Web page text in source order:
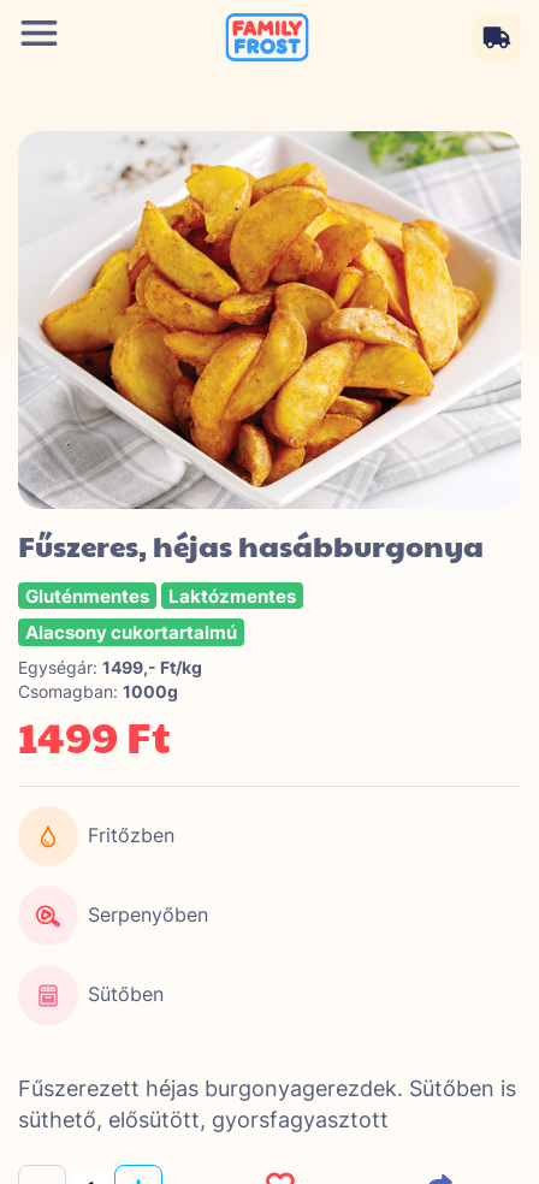
Fűszeres, héjas hasábburgonya
Gluténmentes
Laktózmentes
Alacsony cukortartalmú
Egységár: 1499,- Ft/kg
Csomagban: 1000g
1499 Ft
Fritőzben
Serpenyőben
Sütőben
Fűszerezett héjas burgonyagerezdek. Sütőben is
süthető, elősütött, gyorsfagyasztott